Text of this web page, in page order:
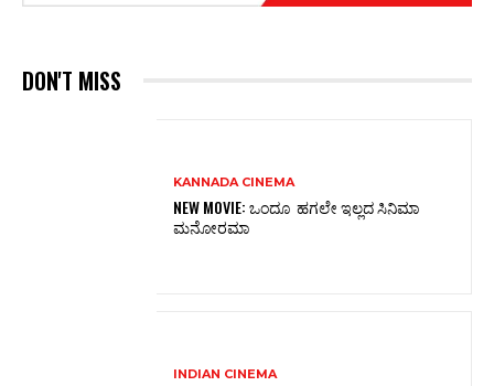
DON'T MISS
KANNADA CINEMA
NEW MOVIE: ಒಂದೂ ಹಗಲೇ ಇಲ್ಲದ ಸಿನಿಮಾ
ಮನೋರಮಾ
INDIAN CINEMA